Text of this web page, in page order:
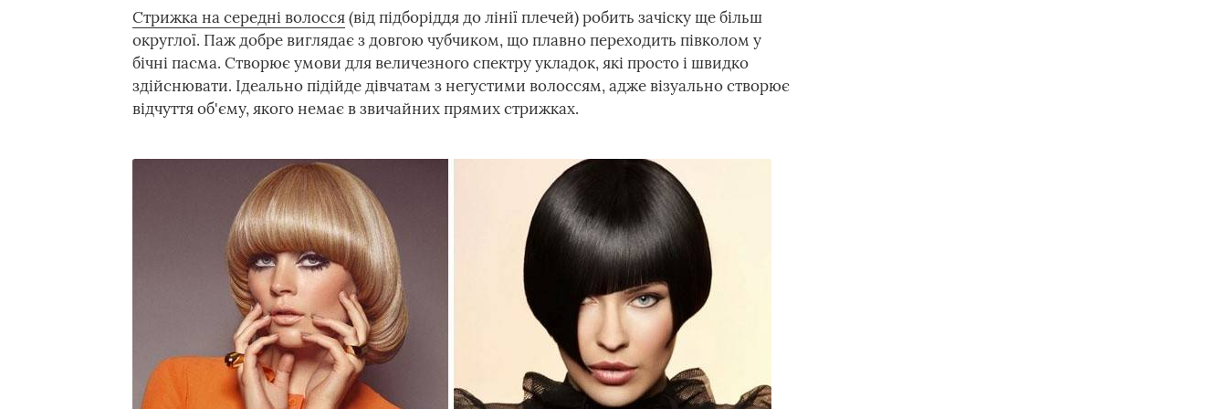
Стрижка на середні волосся(від підборіддя до лінії плечей) робить зачіску ще більш
округлої. Паж добре виглядає з довгою чубчиком, що плавно переходить півколом у
бічні пасма. Створює умови для величезного спектру укладок, які просто і швидко
здійснювати. Ідеально підійде дівчатам з негустими волоссям, адже візуально створює
відчуття об'єму, якого немає в звичайних прямих стрижках.